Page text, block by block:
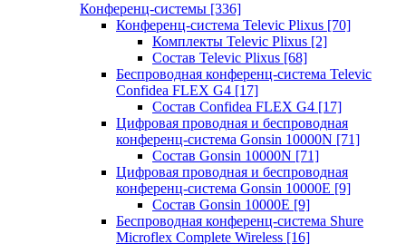
Конференц-системы [336]
Конференц-система Televic Plixus [70]
Комплекты Televic Plixus [2]
Состав Televic Plixus [68]
Беспроводная конференц-система Televic
Confidea FLEX G4 [17]
Состав Confidea FLEX G4 [17]
Цифровая проводная и беспроводная
конференц-система Gonsin 10000N [71]
Состав Gonsin 10000N [71]
Цифровая проводная и беспроводная
конференц-система Gonsin 10000E [9]
Состав Gonsin 10000E [9]
Беспроводная конференц-система Shure
Microflex Complete Wireless [16]